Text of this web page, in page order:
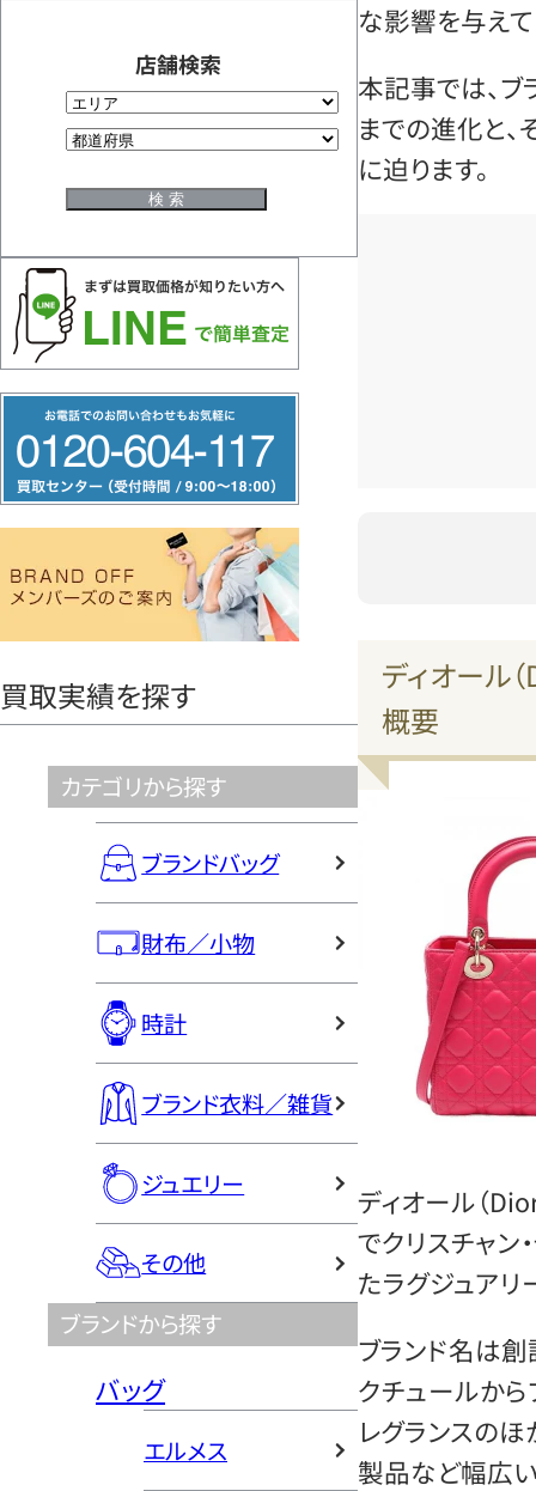
店舗検索
リ
ー
ヤ
買取実績を探す
カテゴリから探す
ブランドバッグ
財布／小物
時計
ブランド衣料／雑貨
ジュエリー
その他
ブランドから探す
バッグ
エルメス
な影響を与えて
本記事では、
までの進化と
に迫ります。
ディオール
概要
ディオール（
でクリスチャン
たラグジュアリ
ブランド名は
クチュールから
レグランスのほ
製品など幅広